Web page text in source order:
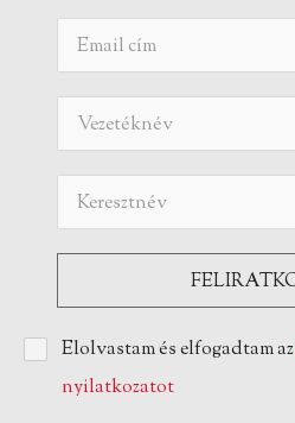
Elolvastam és elfogadtam az
nyilatkozatot